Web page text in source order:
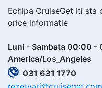
Echipa CruiseGet iti sta
orice informatie
Luni - Sambata 00:00 -
America/Los_Angeles
031 631 1770